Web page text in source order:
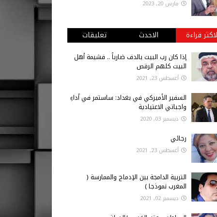
مارس 20, 2023
قراءة الاحدث تعليقات
إذا كان رب البيت بالدف ضارباً .. فشيمة أهل
البيت كلهم الرقص
أغسطس 23, 2021
السفير الأميركي في بغداد: ساستمر في أداءِ
واجباتي الاعتيادية
ديسمبر 03, 2020
رجائي
أغسطس 23, 2021
التربية الدامجة بين الإدماج والممارسة (
المغرب نموذجا )
ديسمبر 02, 2021